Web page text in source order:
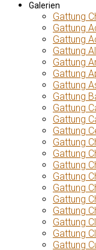
Galerien
Gattung
Gattung
Gattung
Gattung
Gattung
Gattung
Gattung
Gattung
Gattung
Gattung
Gattung
Gattung
Gattung
Gattung
Gattung
Gattung
Gattung
Gattung
Gattung
Gattung
Gattung